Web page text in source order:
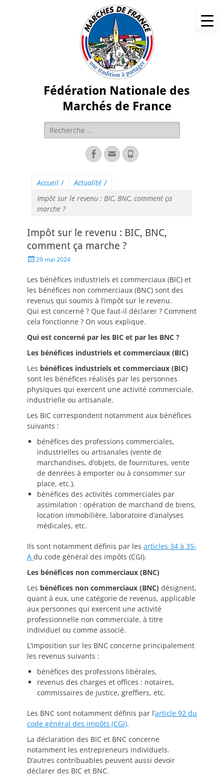
Fédération Nationale des
Marchés de France
Accueil / Actualité /
Impôt sur le revenu : BIC, BNC, comment ça
marche ?
Impôt sur le revenu : BIC, BNC,
comment ça marche ?
29 mai 2024
Les bénéfices industriels et commerciaux (BIC) et
les bénéfices non commerciaux (BNC) sont des
revenus qui soumis à l’impôt sur le revenu.
Qui est concerné ? Que faut-il déclarer ? Comment
cela fonctionne ? On vous explique.
Qui est concerné par les BIC et par les BNC ?
Les bénéfices industriels et commerciaux (BIC)
Les bénéfices industriels et commerciaux (BIC)
sont les bénéfices réalisés par les personnes
physiques qui exercent une activité commerciale,
industrielle ou artisanale.
Les BIC correspondent notamment aux bénéfices
suivants :
bénéfices des professions commerciales,
industrielles ou artisanales (vente de
marchandises, d’objets, de fournitures, vente
de denrées à emporter ou à consommer sur
place, etc.),
bénéfices des activités commerciales par
assimilation : opération de marchand de biens,
location immobilière, laboratoire d’analyses
médicales, etc.
Ils sont notamment définis par les articles 34 à 35-
A du code général des impôts (CGI).
Les bénéfices non commerciaux (BNC)
Les bénéfices non commerciaux (BNC) désignent,
quant à eux, une catégorie de revenus, applicable
aux personnes qui exercent une activité
professionnelle non commerciale, à titre
individuel ou comme associé.
L’imposition sur les BNC concerne principalement
les revenus suivants :
bénéfices des professions libérales,
revenus des charges et offices : notaires,
commissaires de justice, greffiers, etc.
Les BNC sont notamment définis par l’article 92 du
code général des impôts (CGI).
La déclaration des BIC et BNC concerne
notamment les entrepreneurs individuels.
D’autres contribuables peuvent aussi devoir
déclarer des BIC et BNC.